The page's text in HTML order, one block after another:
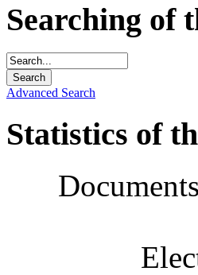
Searching of
Advanced Search
Statistics of